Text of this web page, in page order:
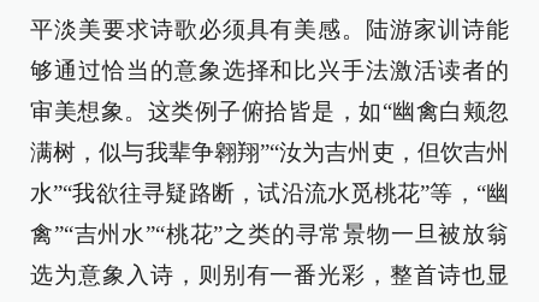
平淡美要求诗歌必须具有美感。陆游家训诗能
够通过恰当的意象选择和比兴手法激活读者的
审美想象。这类例子俯拾皆是，如“幽禽白颊忽
满树，似与我辈争翱翔”“汝为吉州吏，但饮吉州
水”“我欲往寻疑路断，试沿流水觅桃花”等，“幽
禽”“吉州水”“桃花”之类的寻常景物一旦被放翁
选为意象入诗，则别有一番光彩，整首诗也显